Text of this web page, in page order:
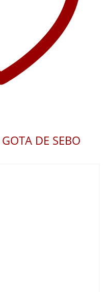
DE SEBO